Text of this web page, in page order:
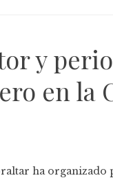
y
en la
ha organizado